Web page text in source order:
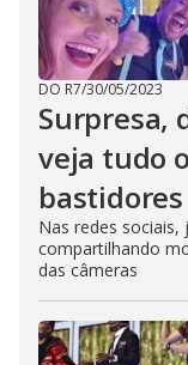
DO R7/30/05/2023
Surpresa,
veja tudo
Nas redes
compartilhando
das câmeras